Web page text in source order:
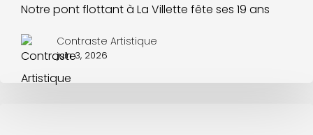
Notre pont flottant à La Villette fête ses 19 ans
Contraste Artistique
juin 3, 2026